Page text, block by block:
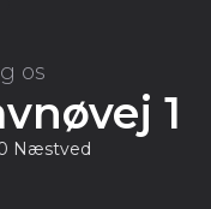
os
1
Næstved